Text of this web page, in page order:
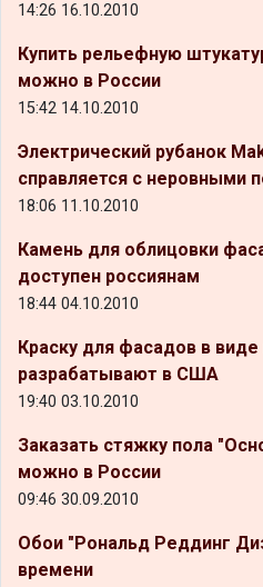
14:26 16.10.2010
Купить рельефную
можно в России
15:42 14.10.2010
Электрический рубанок
справляется с неровными
18:06 11.10.2010
Камень для облицовки
доступен россиянам
18:44 04.10.2010
Краску для фасадов в
разрабатывают в США
19:40 03.10.2010
Заказать стяжку пола
можно в России
09:46 30.09.2010
Обои "Рональд Реддинг
времени